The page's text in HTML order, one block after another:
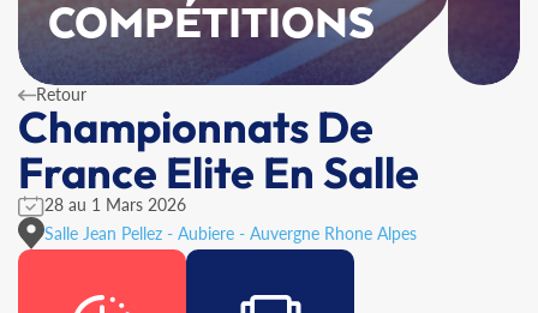
COMPÉTITIONS
Retour
Championnats De
France Elite En Salle
28 au 1 Mars 2026
Salle Jean Pellez - Aubiere - Auvergne Rhone Alpes